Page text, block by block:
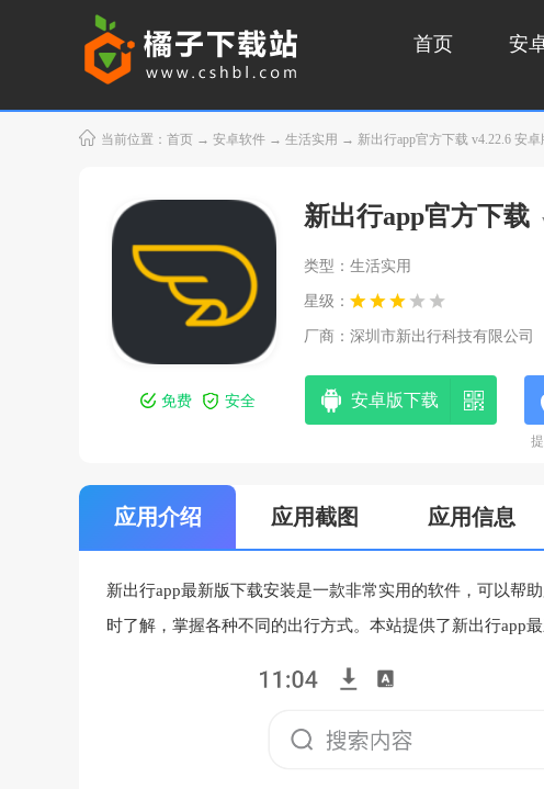
首页 安
当前位置： 首页 → 安卓软件 → 生活实用 → 新出行app官方下载 v4.22.6 安卓
新出行app官方下载
类型：生活实用
星级：
厂商： 深圳市新出行科技有限公司
免费 安全 安卓版下载
应用介绍 应用截图 应用信息
新出行app最新版下载安装是一款非常实用的软件，可以帮
时了解，掌握各种不同的出行方式。本站提供了新出行app